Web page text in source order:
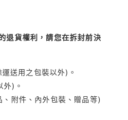
退貨權利，請您在拆封前決
送用之包裝以外)。
)。
附件、內外包裝、贈品等)